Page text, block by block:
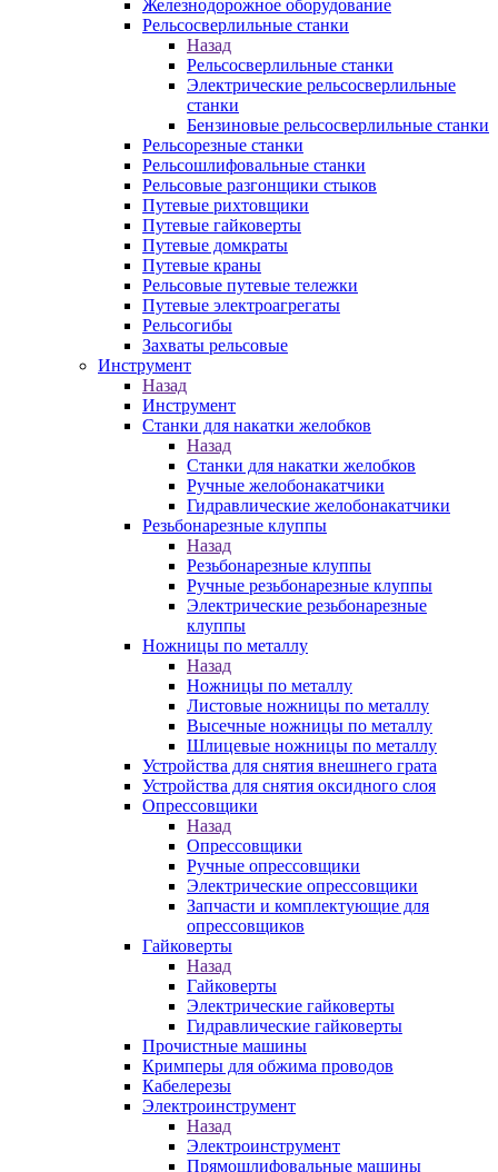
Железнодорожное оборудование
Рельсосверлильные станки
Назад
Рельсосверлильные станки
Электрические рельсосверлильные
станки
Бензиновые рельсосверлильные станки
Рельсорезные станки
Рельсошлифовальные станки
Рельсовые разгонщики стыков
Путевые рихтовщики
Путевые гайковерты
Путевые домкраты
Путевые краны
Рельсовые путевые тележки
Путевые электроагрегаты
Рельсогибы
Захваты рельсовые
Инструмент
Назад
Инструмент
Станки для накатки желобков
Назад
Станки для накатки желобков
Ручные желобонакатчики
Гидравлические желобонакатчики
Резьбонарезные клуппы
Назад
Резьбонарезные клуппы
Ручные резьбонарезные клуппы
Электрические резьбонарезные
клуппы
Ножницы по металлу
Назад
Ножницы по металлу
Листовые ножницы по металлу
Высечные ножницы по металлу
Шлицевые ножницы по металлу
Устройства для снятия внешнего грата
Устройства для снятия оксидного слоя
Опрессовщики
Назад
Опрессовщики
Ручные опрессовщики
Электрические опрессовщики
Запчасти и комплектующие для
опрессовщиков
Гайковерты
Назад
Гайковерты
Электрические гайковерты
Гидравлические гайковерты
Прочистные машины
Кримперы для обжима проводов
Кабелерезы
Электроинструмент
Назад
Электроинструмент
Прямошлифовальные машины